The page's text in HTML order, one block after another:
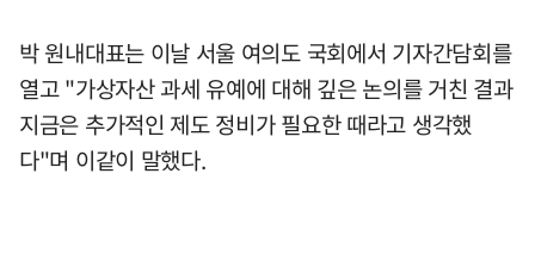
박 원내대표는 이날 서울 여의도 국회에서 기자간담회를
열고 "가상자산 과세 유예에 대해 깊은 논의를 거친 결과
지금은 추가적인 제도 정비가 필요한 때라고 생각했
다"며 이같이 말했다.